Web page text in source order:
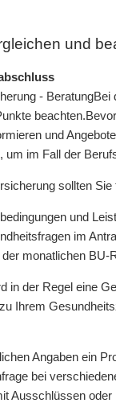
und
Bei
und
im Fall der
sollten Sie
und
im
monatlichen
in der Regel eine
Ihrem
Angaben ein
bei
Ausschlüssen